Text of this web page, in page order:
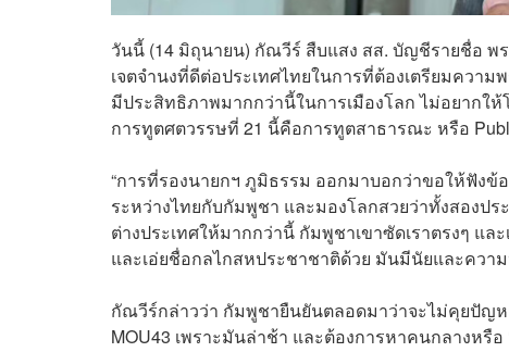
วันนี้ (14 มิถุนายน) กัณวีร์ สืบแสง สส. บัญชีรายชื่อ พ
เจตจำนงที่ดีต่อประเทศไทยในการที่ต้องเตรียมความ
มีประสิทธิภาพมากกว่านี้ในการเมืองโลก ไม่อยากใ
การทูตศตวรรษที่ 21 นี้คือการทูตสาธารณะ หรือ
“การที่รองนายกฯ ภูมิธรรม ออกมาบอกว่าขอให้ฟัง
ระหว่างไทยกับกัมพูชา และมองโลกสวยว่าทั้งสองปร
ต่างประเทศให้มากกว่านี้ กัมพูชาเขาซัดเราตรงๆ แล
และเอ่ยชื่อกลไกสหประชาชาติด้วย มันมีนัยและควา
กัณวีร์กล่าวว่า กัมพูชายืนยันตลอดมาว่าจะไม่คุยปัญห
MOU43 เพราะมันล่าช้า และต้องการหาคนกลางหรือ